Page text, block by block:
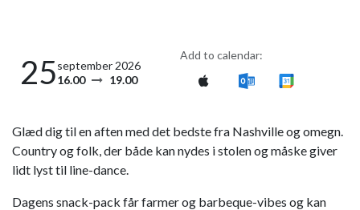
25september 2026
16.00
19.00
Add to calendar:
Glæd dig til en aften med det bedste fra Nashville og omegn.
Country og folk, der både kan nydes i stolen og måske giver
lidt lyst til line-dance.
Dagens snack-pack får farmer og barbeque-vibes og kan